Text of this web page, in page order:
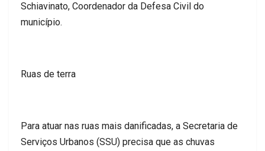
Schiavinato, Coordenador da Defesa Civil do
município.
Ruas de terra
Para atuar nas ruas mais danificadas, a Secretaria de
Serviços Urbanos (SSU) precisa que as chuvas